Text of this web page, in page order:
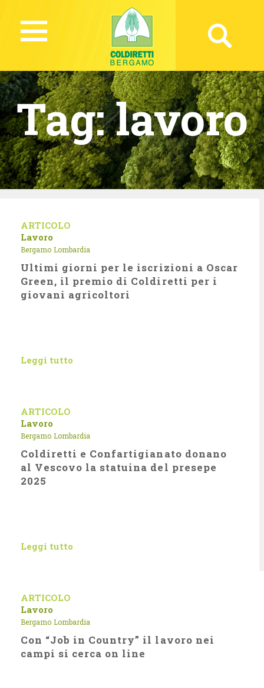
Tag:lavoro
ARTICOLO
Lavoro
Bergamo Lombardia
Ultimi giorni per le iscrizioni a Oscar
Green, il premio di Coldiretti per i
giovani agricoltori
Leggi tutto
ARTICOLO
Lavoro
Bergamo Lombardia
Coldiretti e Confartigianato donano
al Vescovo la statuina del presepe
2025
Leggi tutto
ARTICOLO
Lavoro
Bergamo Lombardia
Con “Job in Country” il lavoro nei
campi si cerca on line